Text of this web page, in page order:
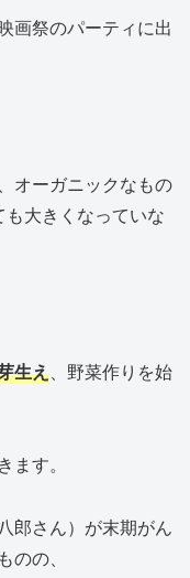
画祭のパーティに出
オーガニックなもの
大きくなっていな
生え 、野菜作りを始
す。
郎さん）が末期がん
の、